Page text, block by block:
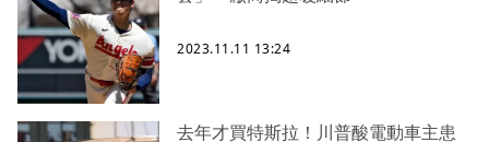
2023.11.11 13:24
去年才買特斯拉！川普酸電動車主患